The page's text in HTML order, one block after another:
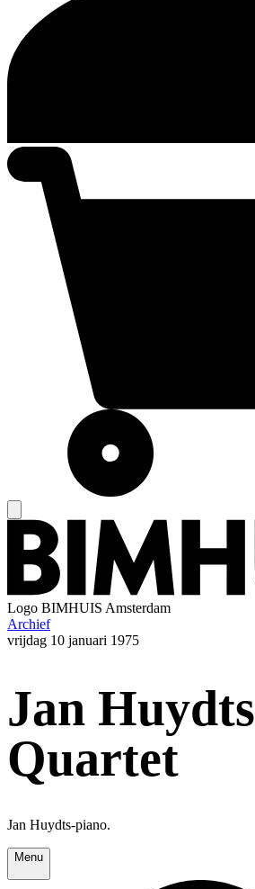
Logo BIMHUIS Amsterdam
Archief
vrijdag 10 januari 1975
Jan Huydts
Quartet
Jan Huydts-piano.
Menu